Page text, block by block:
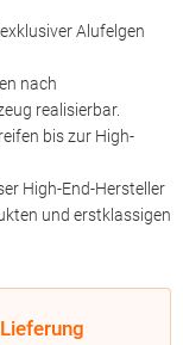
Alufelgen
nach
realisierbar.
bis zur High-
High-End-Hersteller
und erstklassigen